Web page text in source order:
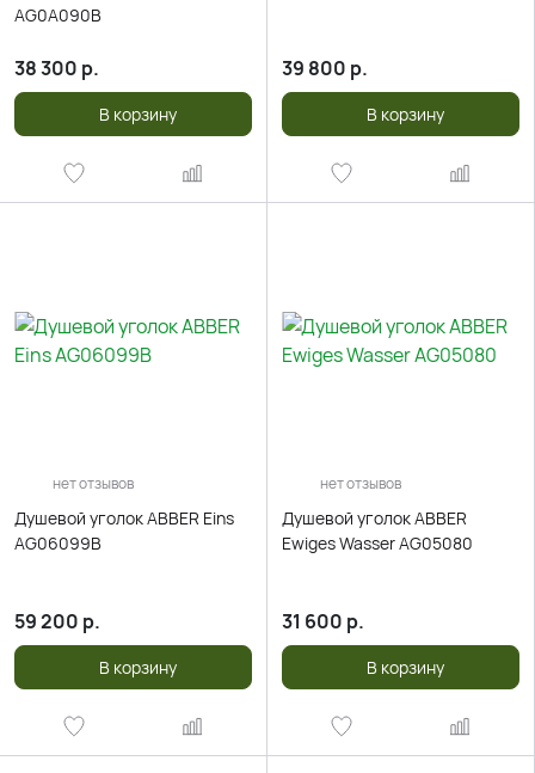
AG0A090B
38 300 р.
В корзину
39 800 р.
В корзину
нет отзывов
Душевой уголок ABBER Eins
AG06099B
59 200 р.
В корзину
нет отзывов
Душевой уголок ABBER
Ewiges Wasser AG05080
31 600 р.
В корзину